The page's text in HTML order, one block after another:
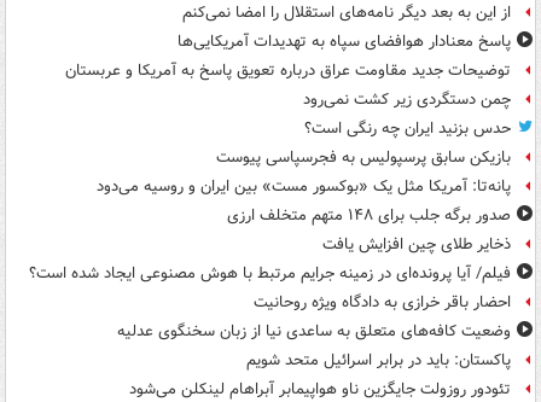
از این به بعد دیگر نامه‌های استقلال را امضا نمی‌کنم
پاسخ معنادار هوافضای سپاه به تهدیدات آمریکایی‌ها
توضیحات جدید مقاومت عراق درباره تعویق پاسخ به آمریکا و عربستان
چمن دستگردی زیر کشت نمی‌رود
حدس بزنید ایران چه رنگی است؟
بازیکن سابق پرسپولیس به فجرسپاسی پیوست
پانه‌تا: آمریکا مثل یک «بوکسور مست» بین ایران و روسیه می‌دود
صدور برگه جلب برای ۱۴۸ متهم متخلف ارزی
ذخایر طلای چین افزایش یافت
فیلم/ آیا پرونده‌ای در زمینه جرایم مرتبط با هوش مصنوعی ایجاد شده است؟
احضار باقر خرازی به دادگاه ویژه روحانیت
وضعیت کافه‌های متعلق به ساعدی نیا از زبان سخنگوی عدلیه
پاکستان: باید در برابر اسرائیل متحد شویم
تئودور روزولت جایگزین ناو هواپیمابر آبراهام لینکلن می‌شود